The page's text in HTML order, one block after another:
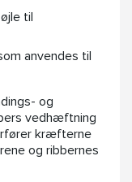
til
anvendes til
og
vedhæftning
kræfterne
og ribbernes